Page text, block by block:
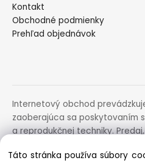
Kontakt
Obchodné podmienky
Prehľad objednávok
Internetový obchod
zaoberajúca sa poskytovaním
a reprodukčnej techniky.
zariadení.
Táto stránka používa súbory